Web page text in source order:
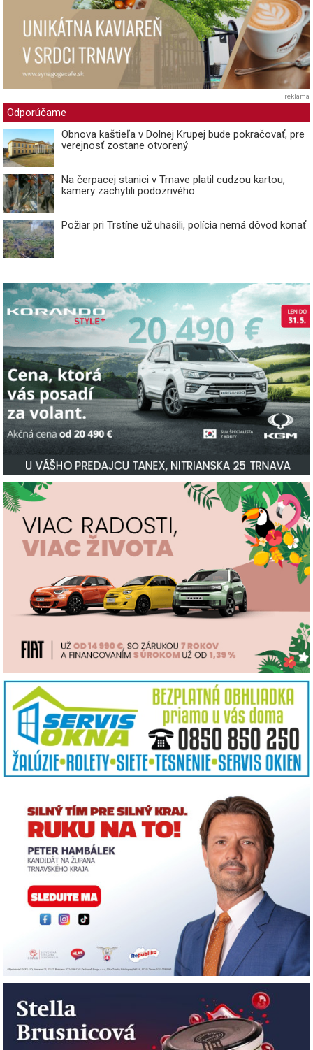
reklama
Odporúčame
Obnova kaštieľa v Dolnej Krupej bude pokračovať, pre
verejnosť zostane otvorený
Na čerpacej stanici v Trnave platil cudzou kartou,
kamery zachytili podozrivého
Požiar pri Trstíne už uhasili, polícia nemá dôvod konať